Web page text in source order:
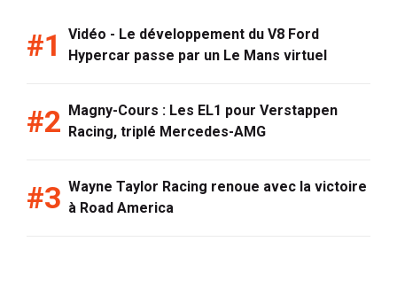
Vidéo - Le développement du V8 Ford
Hypercar passe par un Le Mans virtuel
Magny-Cours : Les EL1 pour Verstappen
Racing, triplé Mercedes-AMG
Wayne Taylor Racing renoue avec la victoire
à Road America